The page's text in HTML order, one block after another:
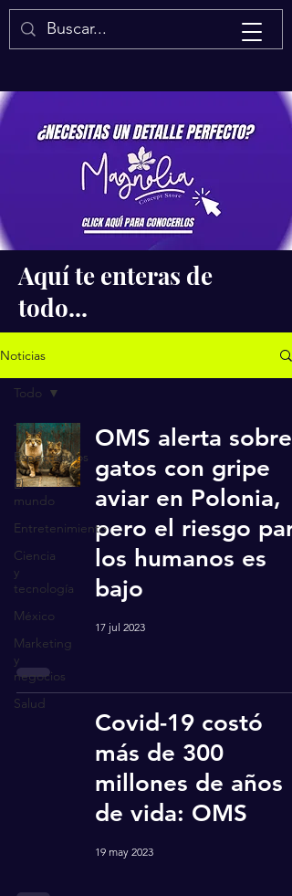
Isaac Quintal
Aquí te enteras de
todo...
Noticias
Todo
Espectáculos
El
mundo
Entretenimiento
Ciencia
y
tecnología
México
Marketing
y
negocios
Salud
Todo
OMS alerta sobre
gatos con gripe
aviar en Polonia,
pero el riesgo
los humanos es
bajo
17 jul 2023
Covid-19 costó
más de 300
millones de años
de vida: OMS
19 may 2023